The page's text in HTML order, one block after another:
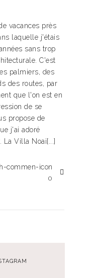
vacances près
laquelle j'étais
sans trop
C'est
palmiers, des
des routes, par
que l'on est en
de se
propose de
j'ai adoré
La Villa Noai[...]
0